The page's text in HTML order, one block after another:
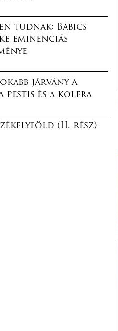
tudnak: Babics
eminenciás
járvány a
pestis és a kolera
(II. rész)